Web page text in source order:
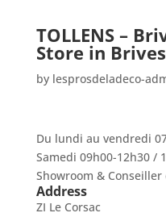
TOLLENS –
Store in
by lesprosdeladeco-
Du lundi au vendredi
Samedi 09h00-12h30 /
Showroom &
Address
ZI Le Corsac